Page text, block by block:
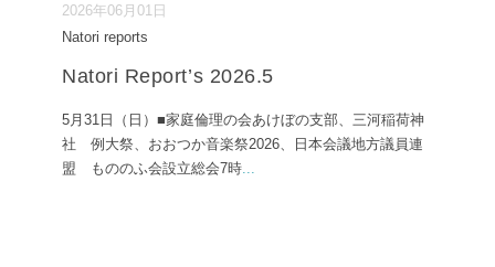
2026年06月01日
Natori reports
Natori Report’s 2026.5
5月31日（日）■家庭倫理の会あけぼの支部、三河稲荷神
社 例大祭、おおつか音楽祭2026、日本会議地方議員連
盟 もののふ会設立総会7時